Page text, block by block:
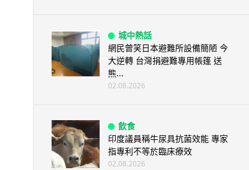
城中熱話
網民曾笑日本避難所設備簡陋 今
大逆轉 台灣捐避難專用帳篷 送
熊...
02.08.2026
飲食
印度議員稱牛尿具抗菌效能 專家
指專利不等於臨床療效
02.08.2026